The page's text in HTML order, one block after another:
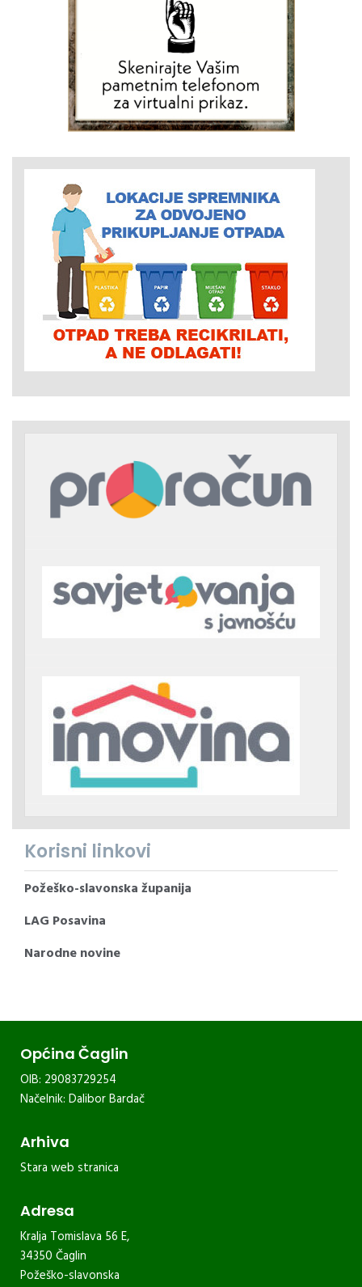
Korisni linkovi
Požeško-slavonska županija
LAG Posavina
Narodne novine
Općina Čaglin
OIB: 29083729254
Načelnik: Dalibor Bardač
Arhiva
Stara web stranica
Adresa
Kralja Tomislava 56 E,
34350 Čaglin
Požeško-slavonska